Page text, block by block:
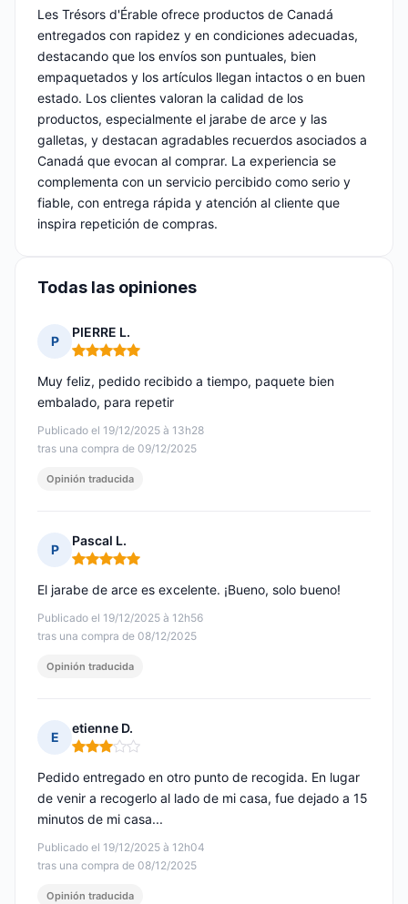
Les Trésors d'Érable ofrece productos de Canadá
entregados con rapidez y en condiciones adecuadas,
destacando que los envíos son puntuales, bien
empaquetados y los artículos llegan intactos o en buen
estado. Los clientes valoran la calidad de los
productos, especialmente el jarabe de arce y las
galletas, y destacan agradables recuerdos asociados a
Canadá que evocan al comprar. La experiencia se
complementa con un servicio percibido como serio y
fiable, con entrega rápida y atención al cliente que
inspira repetición de compras.
Todas las opiniones
P
PIERRE L.
Nota: 5 de 5
Publicado el 19/12/2025 à 13h28
tras una compra de 09/12/2025
Muy feliz, pedido recibido a tiempo, paquete bien
embalado, para repetir
Opinión traducida
P
Pascal L.
Nota: 5 de 5
Publicado el 19/12/2025 à 12h56
tras una compra de 08/12/2025
El jarabe de arce es excelente. ¡Bueno, solo bueno!
Opinión traducida
E
etienne D.
Nota: 3 de 5
Publicado el 19/12/2025 à 12h04
tras una compra de 08/12/2025
Pedido entregado en otro punto de recogida. En lugar
de venir a recogerlo al lado de mi casa, fue dejado a 15
minutos de mi casa...
Opinión traducida